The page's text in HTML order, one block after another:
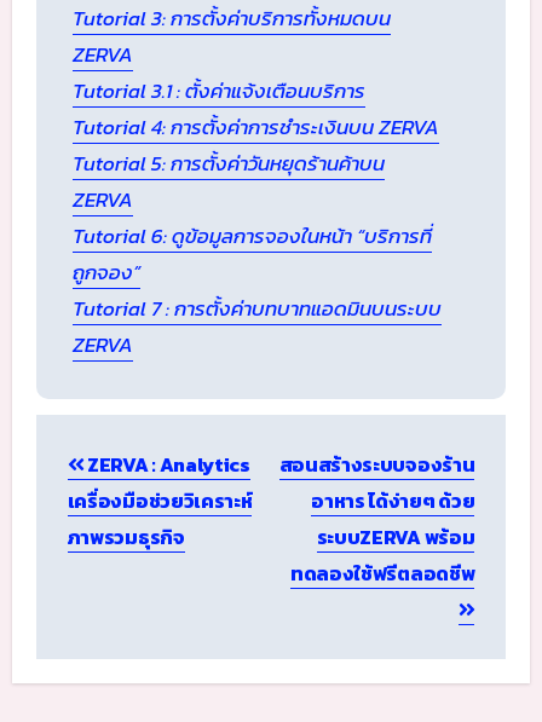
Tutorial 3: การตั้งค่าบริการทั้งหมดบน
ZERVA
Tutorial 3.1 : ตั้งค่าแจ้งเตือนบริการ
Tutorial 4: การตั้งค่าการชำระเงินบน ZERVA
Tutorial 5: การตั้งค่าวันหยุดร้านค้าบน
ZERVA
Tutorial 6: ดูข้อมูลการจองในหน้า “บริการที่
ถูกจอง”
Tutorial 7 : การตั้งค่าบทบาทแอดมินบนระบบ
ZERVA
navigation
ZERVA : Analytics
เครื่องมือช่วยวิเคราะห์
ภาพรวมธุรกิจ
สอนสร้างระบบจองร้าน
อาหาร ได้ง่ายๆ ด้วย
ระบบZERVA พร้อม
ทดลองใช้ฟรีตลอดชีพ